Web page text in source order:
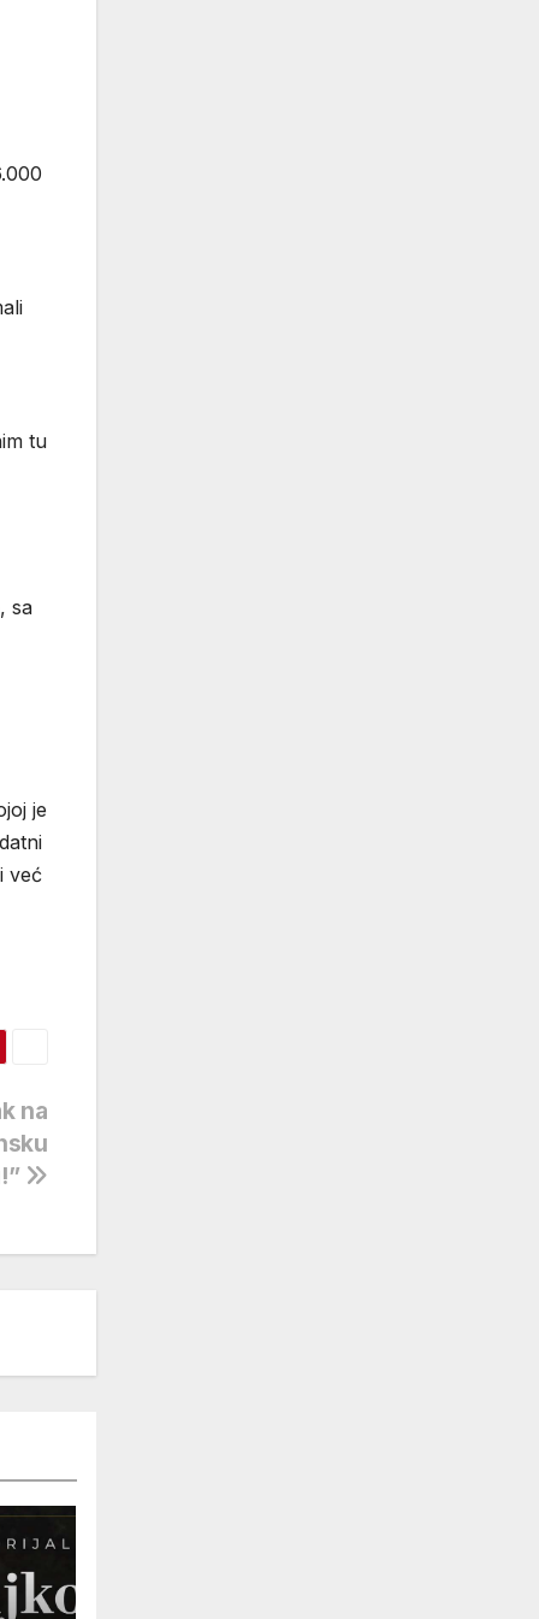
tu
sa
je
već
na